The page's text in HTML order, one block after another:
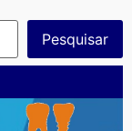
Pesquisar